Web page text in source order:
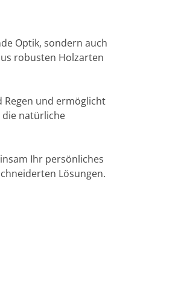
Optik, sondern auch
robusten Holzarten
Regen und ermöglicht
die natürliche
Ihr persönliches
Lösungen.